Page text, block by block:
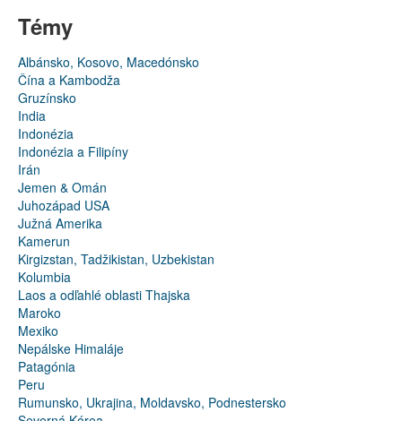
Témy
Albánsko, Kosovo, Macedónsko
Čína a Kambodža
Gruzínsko
India
Indonézia
Indonézia a Filipíny
Irán
Jemen & Omán
Juhozápad USA
Južná Amerika
Kamerun
Kirgizstan, Tadžikistan, Uzbekistan
Kolumbia
Laos a odľahlé oblasti Thajska
Maroko
Mexiko
Nepálske Himaláje
Patagónia
Peru
Rumunsko, Ukrajina, Moldavsko, Podnestersko